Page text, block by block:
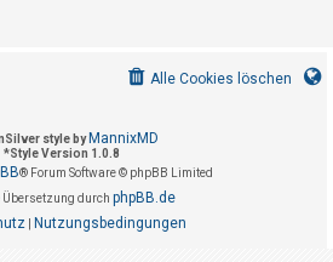
Alle Cookies löschen
style by MannixMD
*Style Version 1.0.8
® Forum Software © phpBB Limited
Übersetzung durch phpBB.de
| Nutzungsbedingungen